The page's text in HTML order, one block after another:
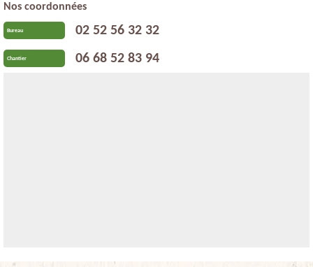
Nos coordonnées
Bureau 02 52 56 32 32
Chantier 06 68 52 83 94